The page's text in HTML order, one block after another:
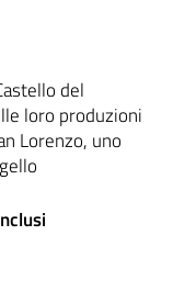
del
loro produzioni
Lorenzo, uno